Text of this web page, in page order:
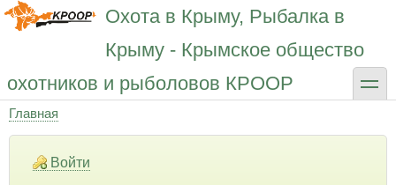
Перейти
Охота в Крыму, Рыбалка в
Крыму - Крымское общество
охотников и рыболовов КРООР
toggle
Строка
навигации
Главная
Войти